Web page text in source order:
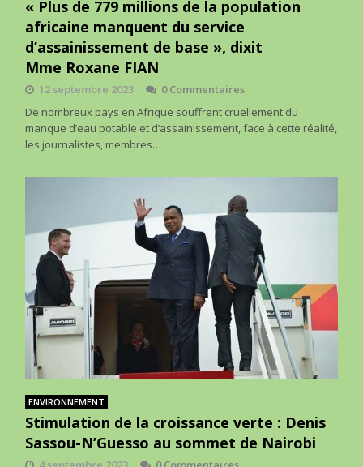
« Plus de 779 millions de la population
africaine manquent du service
d’assainissement de base », dixit
Mme Roxane FIAN
12 septembre 2023
0 Commentaires
De nombreux pays en Afrique souffrent cruellement du
manque d’eau potable et d’assainissement, face à cette réalité,
les journalistes, membres…
ENVIRONNEMENT
Stimulation de la croissance verte : Denis
Sassou-N’Guesso au sommet de Nairobi